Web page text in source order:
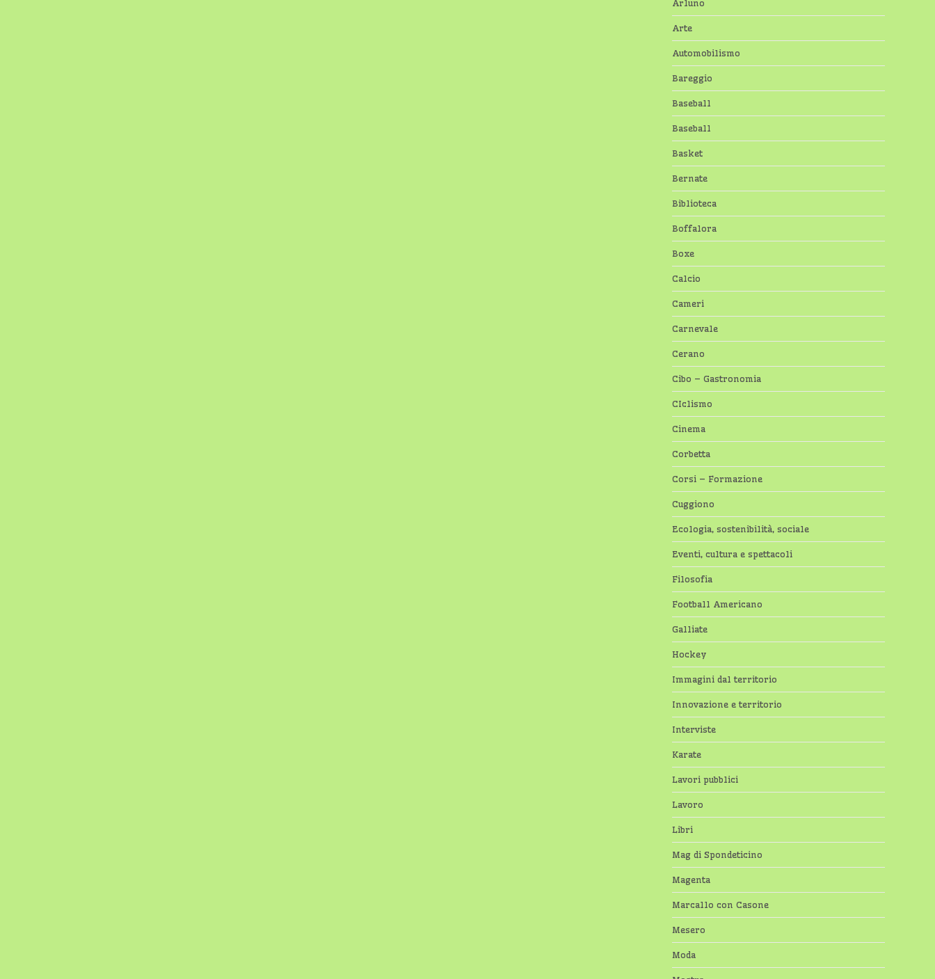
Arluno
Arte
Automobilismo
Bareggio
Baseball
Baseball
Basket
Bernate
Biblioteca
Boffalora
Boxe
Calcio
Cameri
Carnevale
Cerano
Cibo – Gastronomia
CIclismo
Cinema
Corbetta
Corsi – Formazione
Cuggiono
Ecologia, sostenibilità, sociale
Eventi, cultura e spettacoli
Filosofia
Football Americano
Galliate
Hockey
Immagini dal territorio
Innovazione e territorio
Interviste
Karate
Lavori pubblici
Lavoro
Libri
Mag di Spondeticino
Magenta
Marcallo con Casone
Mesero
Moda